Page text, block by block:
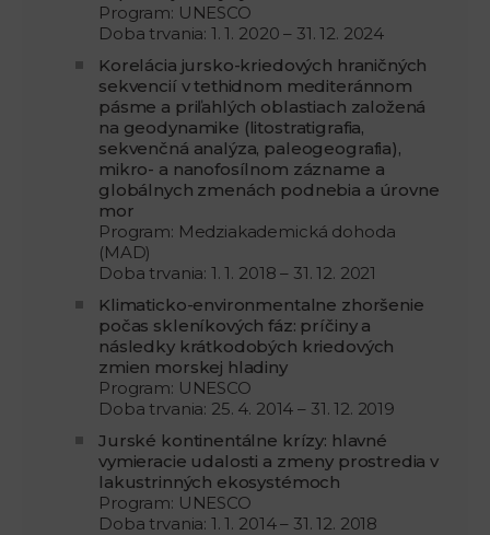
Program: UNESCO
Doba trvania: 1. 1. 2020 – 31. 12. 2024
Korelácia jursko-kriedových hraničných
sekvencií v tethidnom mediteránnom
pásme a priľahlých oblastiach založená
na geodynamike (litostratigrafia,
sekvenčná analýza, paleogeografia),
mikro- a nanofosílnom zázname a
globálnych zmenách podnebia a úrovne
mor
Program: Medziakademická dohoda
(MAD)
Doba trvania: 1. 1. 2018 – 31. 12. 2021
Klimaticko-environmentalne zhoršenie
počas skleníkových fáz: príčiny a
následky krátkodobých kriedových
zmien morskej hladiny
Program: UNESCO
Doba trvania: 25. 4. 2014 – 31. 12. 2019
Jurské kontinentálne krízy: hlavné
vymieracie udalosti a zmeny prostredia v
lakustrinných ekosystémoch
Program: UNESCO
Doba trvania: 1. 1. 2014 – 31. 12. 2018